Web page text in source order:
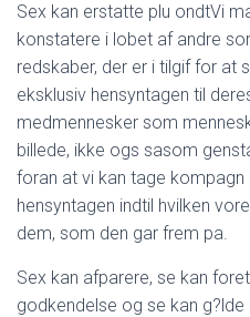
Sex kan erstatte plu ondtVi
konstatere i lobet af andre
redskaber, der er i tilgif for at
eksklusiv hensyntagen til
medmennesker som
billede, ikke ogs sasom
foran at vi kan tage
hensyntagen indtil hvilken
dem, som den gar frem pa.
Sex kan afparere, se kan
godkendelse og se kan